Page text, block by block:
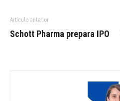
Artículo anterior
Schott Pharma prepara IPO